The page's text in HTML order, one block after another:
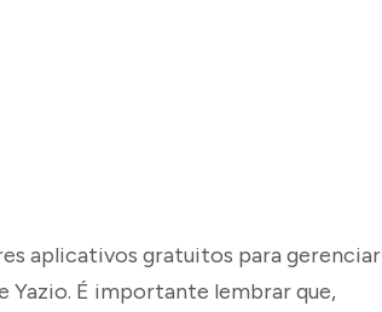
aplicativos gratuitos para gerenciar
Yazio. É importante lembrar que,